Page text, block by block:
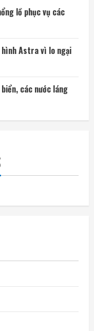
lồ phục vụ các
Astra vì lo ngại
các nước láng